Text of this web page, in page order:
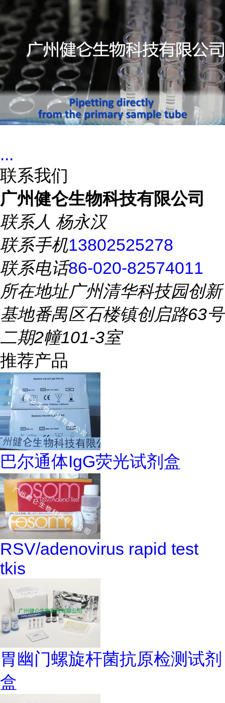
...
联系我们
广州健仑生物科技有限公司
联系人 杨永汉
联系手机13802525278
联系电话86-020-82574011
所在地址广州清华科技园创新
基地番禺区石楼镇创启路63号
二期2幢101-3室
推荐产品
巴尔通体IgG荧光试剂盒
RSV/adenovirus rapid test
tkis
胃幽门螺旋杆菌抗原检测试剂
盒